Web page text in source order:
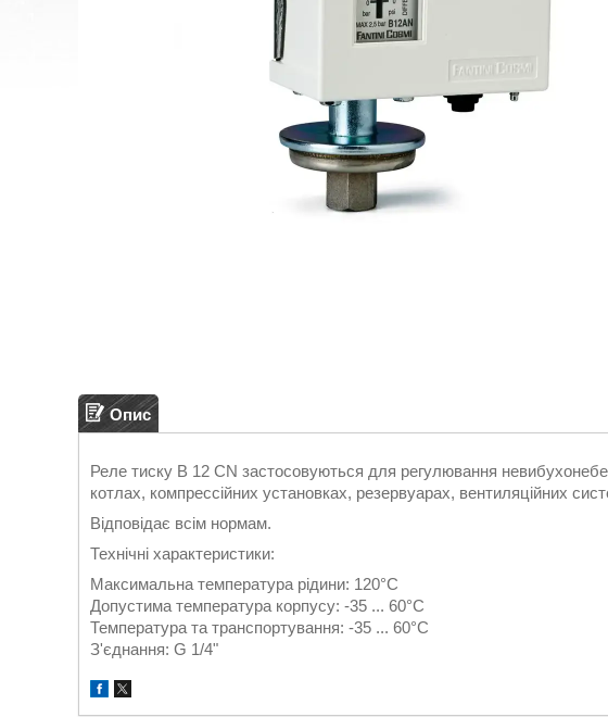
Опис
Реле тиску B 12 CN застосовуються для регулювання
котлах, компрессійних установках, резервуарах, вентиляційних
Відповідає всім нормам.
Технічні характеристики:
Максимальна температура рідини: 120°C
Допустима температура корпусу: -35 ... 60°C
Температура та транспортування: -35 ... 60°C
З'єднання: G 1/4"